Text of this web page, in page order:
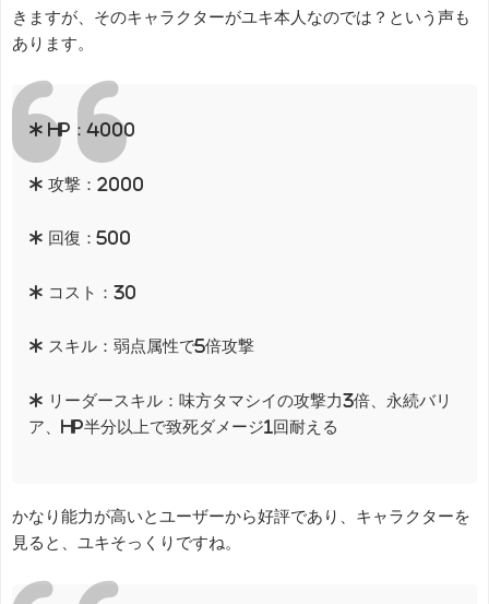
きますが、そのキャラクターがユキ本人なのでは？という声も
あります。
* HP：4000
* 攻撃：2000
* 回復：500
* コスト：30
* スキル：弱点属性で5倍攻撃
* リーダースキル：味方タマシイの攻撃力3倍、永続バリ
ア、HP半分以上で致死ダメージ1回耐える
かなり能力が高いとユーザーから好評であり、キャラクターを
見ると、ユキそっくりですね。